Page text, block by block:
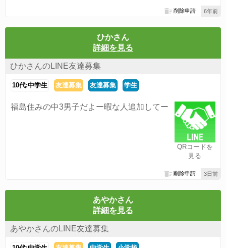
6年前
削除申請
ひかさん
詳細を見る
ひかさんのLINE友達募集
10代:中学生 友達募集 友達募集 学生
QRコードを
見る
福島住みの中3男子だよー暇な人追加してー
3日前
削除申請
あやかさん
詳細を見る
あやかさんのLINE友達募集